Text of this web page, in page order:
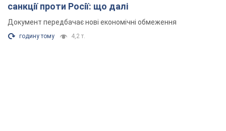
2 години тому 1,9 т.
Сенат США схвалив законопроєкт Грема про